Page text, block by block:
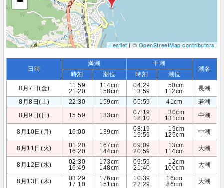
Leaflet| ©OpenStreetMap contributors
日時
満潮 干潮
潮名
時刻 潮位 時刻
潮位
8月7日(金)
11:59
21:20
114cm
158cm
04:29
13:59
50cm
112cm
長潮
8月8日(土)
22:30 159cm 05:59 41cm
若潮
8月9日(日)
15:59 133cm
07:19
18:10
30cm
131cm
中潮
8月10日(月) 16:00 139cm
08:19
19:59
19cm
125cm
中潮
8月11日(火)
01:20
16:20
167cm
144cm
09:09
20:59
13cm
114cm
大潮
8月12日(水)
02:30
16:49
173cm
148cm
09:59
21:40
12cm
100cm
大潮
8月13日(木)
03:29
17:10
176cm
151cm
10:39
22:29
16cm
86cm
大潮